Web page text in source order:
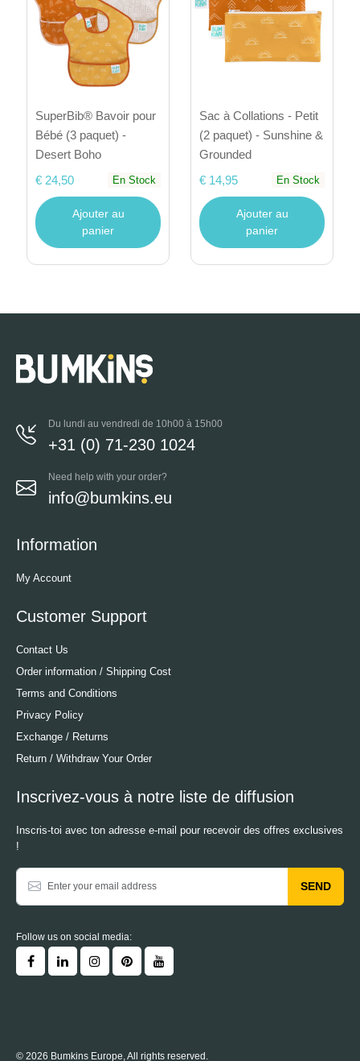
SuperBib® Bavoir pour
Bébé (3 paquet) -
Desert Boho
€ 24,50
En Stock
Ajouter au
panier
Sac à Collations - Petit
(2 paquet) - Sunshine &
Grounded
€ 14,95
En Stock
Ajouter au
panier
Du lundi au vendredi de 10h00 à 15h00
+31 (0) 71-230 1024
Need help with your order?
info@bumkins.eu
Information
My Account
Customer Support
Contact Us
Order information / Shipping Cost
Terms and Conditions
Privacy Policy
Exchange / Returns
Return / Withdraw Your Order
Inscrivez-vous à notre liste de diffusion
Inscris-toi avec ton adresse e-mail pour recevoir des offres exclusives
!
SEND
Follow us on social media:
© 2026 Bumkins Europe, All rights reserved.